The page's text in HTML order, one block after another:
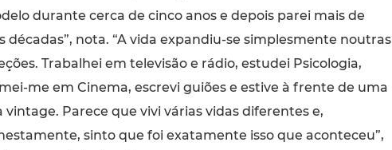
durante cerca de cinco anos e depois parei mais de
décadas”, nota. “A vida expandiu-se simplesmente noutras
Trabalhei em televisão e rádio, estudei Psicologia,
me em Cinema, escrevi guiões e estive à frente de uma
vintage. Parece que vivi várias vidas diferentes e,
sinto que foi exatamente isso que aconteceu”,